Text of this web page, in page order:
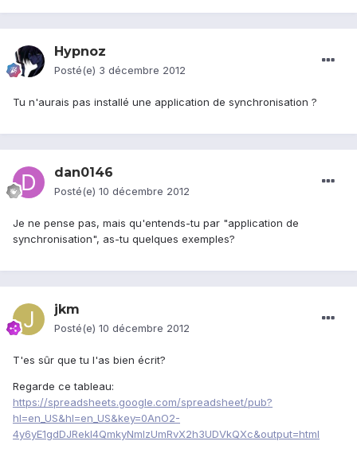
Hypnoz
Posté(e) 3 décembre 2012
Tu n'aurais pas installé une application de synchronisation ?
dan0146
Posté(e) 10 décembre 2012
Je ne pense pas, mais qu'entends-tu par "application de
synchronisation", as-tu quelques exemples?
jkm
Posté(e) 10 décembre 2012
T'es sûr que tu l'as bien écrit?
Regarde ce tableau:
https://spreadsheets.google.com/spreadsheet/pub?
hl=en_US&hl=en_US&key=0AnO2-
4y6yE1gdDJRekl4QmkyNmIzUmRvX2h3UDVkQXc&output=html